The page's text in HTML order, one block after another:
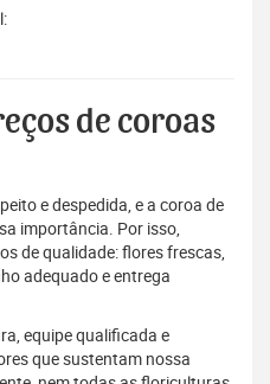
de coroas
e despedida, e a coroa de
importância. Por isso,
de qualidade: flores frescas,
adequado e entrega
equipe qualificada e
que sustentam nossa